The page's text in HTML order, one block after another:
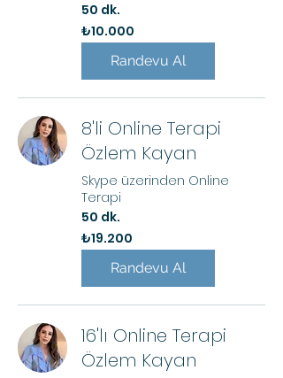
50 dk.
₺10.000
Türk
₺10.000
Randevu Al
8'li Online Terapi
Özlem Kayan
Skype üzerinden Online
Terapi
50 dk.
₺19.200
Türk
₺19.200
Randevu Al
16'lı Online Terapi
Özlem Kayan